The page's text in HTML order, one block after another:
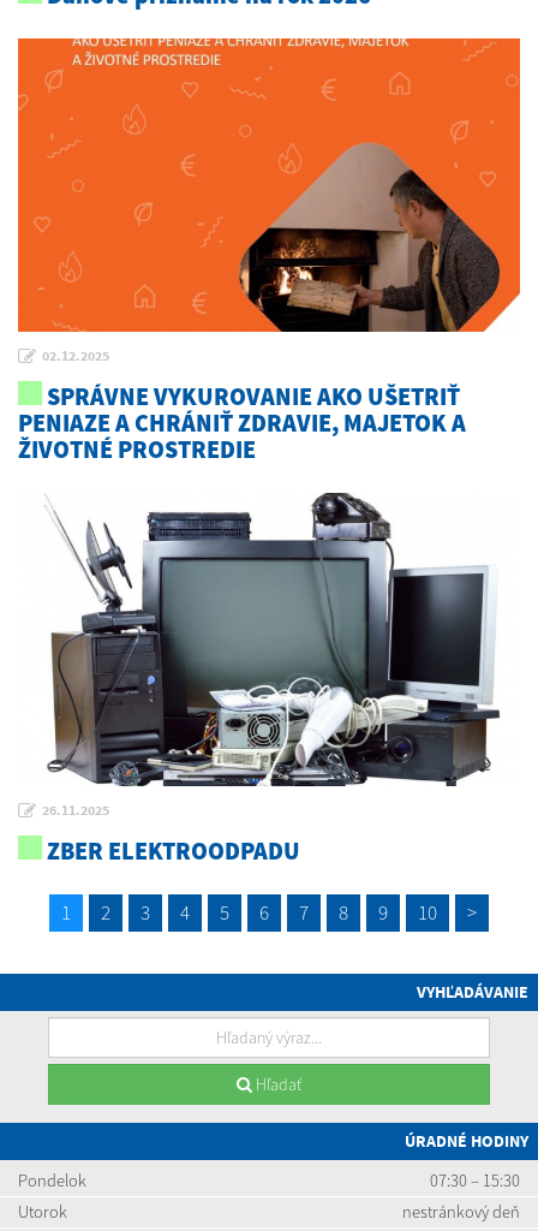
02.12.2025
SPRÁVNE VYKUROVANIE AKO UŠETRIŤ
PENIAZE A CHRÁNIŤ ZDRAVIE, MAJETOK A
ŽIVOTNÉ PROSTREDIE
26.11.2025
ZBER ELEKTROODPADU
1 2 3 4 5 6 7 8 9 10 >
VYHĽADÁVANIE
Hľadať
ÚRADNÉ HODINY
Pondelok
07:30 – 15:30
Utorok
nestránkový deň